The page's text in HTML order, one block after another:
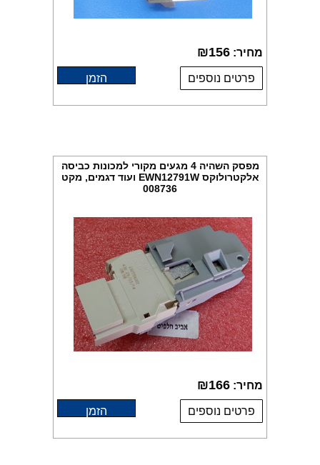
מחיר: ₪156
פרטים נוספים הזמן
מפסק השהיה 4 מגעים מקורי למכונות כביסה
אלקטרולוקס EWN12791W ועוד דגמים, מקט
008736
מחיר: ₪166
פרטים נוספים הזמן